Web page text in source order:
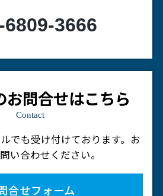
6809-3666
お問合せはこちら
Contact
でも受け付けております。 お
い合わせください。
合せフォーム